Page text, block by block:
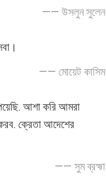
—— উসলুন সুলেন
—— মোয়েট কাসিম
আশা করি আমরা
ক্রেতা আদেশের
—— সুম ব্রহ্মা